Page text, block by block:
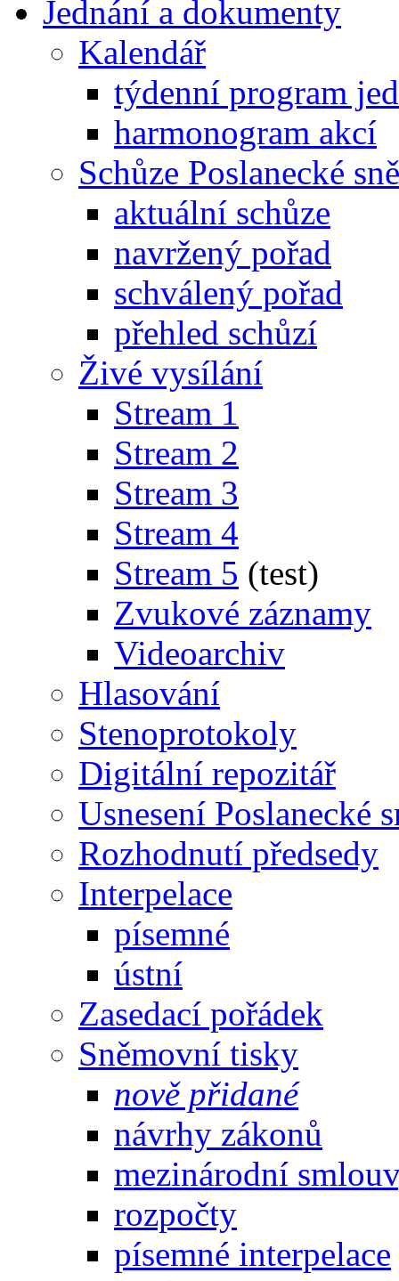
Jednání a dokumenty
Kalendář
týdenní program
harmonogram akcí
Schůze Poslanecké
aktuální schůze
navržený pořad
schválený pořad
přehled schůzí
Živé vysílání
Stream 1
Stream 2
Stream 3
Stream 4
Stream 5 (test)
Zvukové záznamy
Videoarchiv
Hlasování
Stenoprotokoly
Digitální repozitář
Usnesení Poslanecké
Rozhodnutí předsedy
Interpelace
písemné
ústní
Zasedací pořádek
Sněmovní tisky
nově přidané
návrhy zákonů
mezinárodní
rozpočty
písemné interpelace